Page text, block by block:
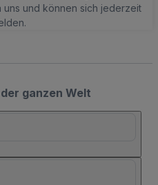
und können sich jederzeit
ganzen Welt